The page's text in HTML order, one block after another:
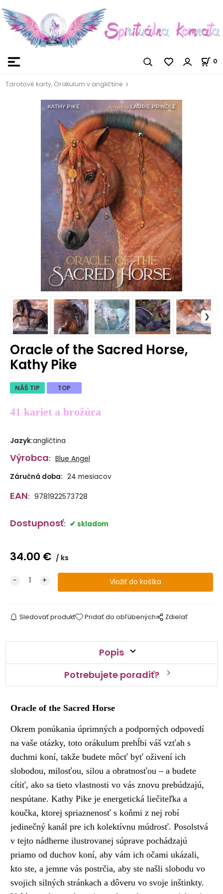
0
Tarotové karty, Orakulum v angličtine
Oracle of the Sacred Horse,
Kathy Pike
NÁŠ TIP TOP
41 kariet a brožúra
Jazyk:angličtina
Výrobca: Blue Angel
Záručná doba: 24 mesiacov
EAN: 9781922573728
Dostupnosť: skladom
34.00 € ks
Sledovať produkt Pridať do obľúbených Zdielať
Popis
Potrebujete poradiť?
Oracle of the Sacred Horse
Okrem ponúkania úprimných a podporných odpovedí
na vaše otázky, toto orákulum prehĺbi váš vzťah s
duchmi koní, takže budete môcť byť oživení ich
slobodou, milosťou, silou a obratnosťou – a budete
cítiť, ako sa tieto vlastnosti vo vás znovu prebúdzajú,
nespútane. Kathy Pike je energetická liečiteľka a
koučka, ktorej spriaznenosť s koňmi z nej robí
jedinečný kanál pre ich kolektívnu múdrosť. Posolstvá
v tejto nádherne ilustrovanej súprave pochádzajú
priamo od duchov koní, aby vám ich očami ukázali,
kto ste, a jemne vás postrčia, aby ste našli slobodu vo
svojich silných stránkach a dôveru vo svoje inštinkty.